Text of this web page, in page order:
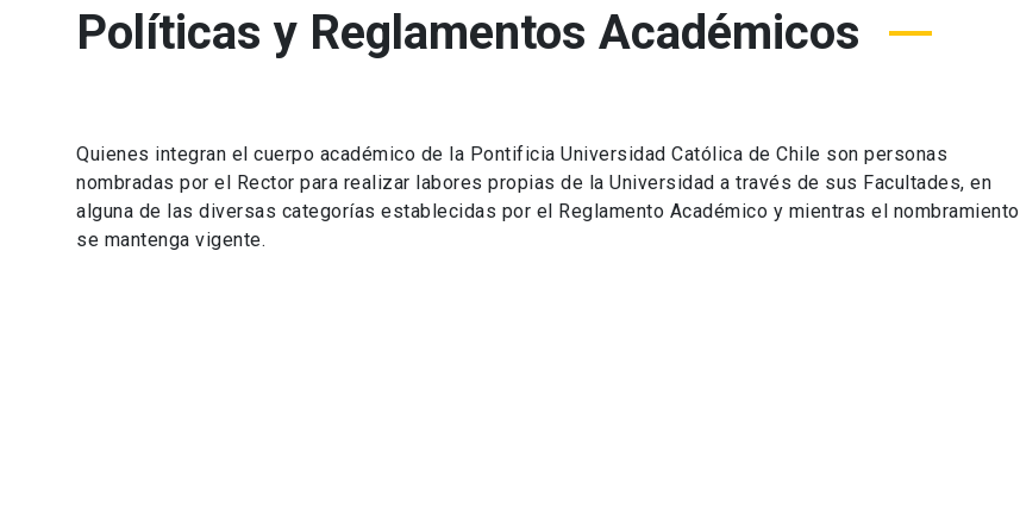
Políticas y Reglamentos Académicos
Quienes integran el cuerpo académico de la Pontificia Universidad Católica de Chile son personas
nombradas por el Rector para realizar labores propias de la Universidad a través de sus Facultades, en
alguna de las diversas categorías establecidas por el Reglamento Académico y mientras el nombramiento
se mantenga vigente.